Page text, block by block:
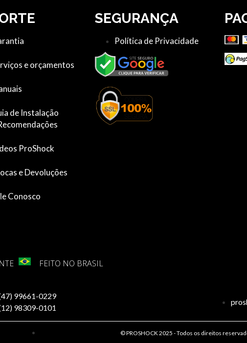
e orçamentos
de Instalação
ProShock
e Devoluções
Conosco
SEGURANÇA
Política de Privacidade
FEITO NO BRASIL
99661-0229
98309-0101
© PROSHOCK 2025 - Todos os direitos